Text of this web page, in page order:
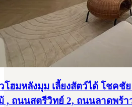
โฮมหลังมุม เลี้ยงสัตว์ได้ โชคชั
, ถนนสตรีวิทย์ 2, ถนนลาดพร้า